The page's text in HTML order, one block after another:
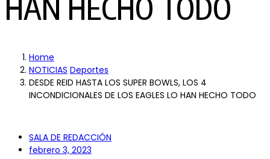
Home
NOTICIAS Deportes
DESDE REID HASTA LOS SUPER BOWLS, LOS 4
INCONDICIONALES DE LOS EAGLES LO HAN HECHO TODO
SALA DE REDACCIÓN
febrero 3, 2023